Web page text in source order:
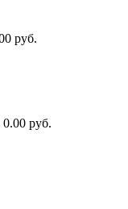
руб.
0.00 руб.